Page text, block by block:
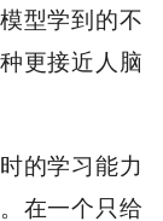
型学到的不
更接近人脑
的学习能力
在一个只给